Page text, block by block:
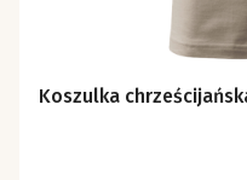
Koszulka